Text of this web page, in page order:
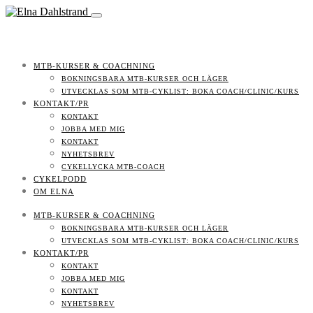
MTB-KURSER & COACHNING
BOKNINGSBARA MTB-KURSER OCH LÄGER
UTVECKLAS SOM MTB-CYKLIST: BOKA COACH/CLINIC/KURS
KONTAKT/PR
KONTAKT
JOBBA MED MIG
KONTAKT
NYHETSBREV
CYKELLYCKA MTB-COACH
CYKELPODD
OM ELNA
MTB-KURSER & COACHNING
BOKNINGSBARA MTB-KURSER OCH LÄGER
UTVECKLAS SOM MTB-CYKLIST: BOKA COACH/CLINIC/KURS
KONTAKT/PR
KONTAKT
JOBBA MED MIG
KONTAKT
NYHETSBREV